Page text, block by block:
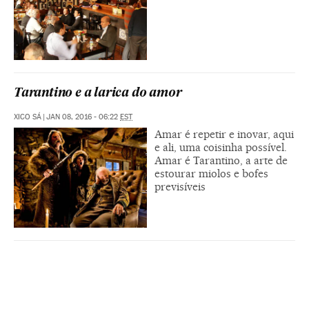
Tarantino e a larica do amor
XICO SÁ | JAN 08, 2016 - 06:22 EST
Amar é repetir e inovar, aqui
e ali, uma coisinha possível.
Amar é Tarantino, a arte de
estourar miolos e bofes
previsíveis